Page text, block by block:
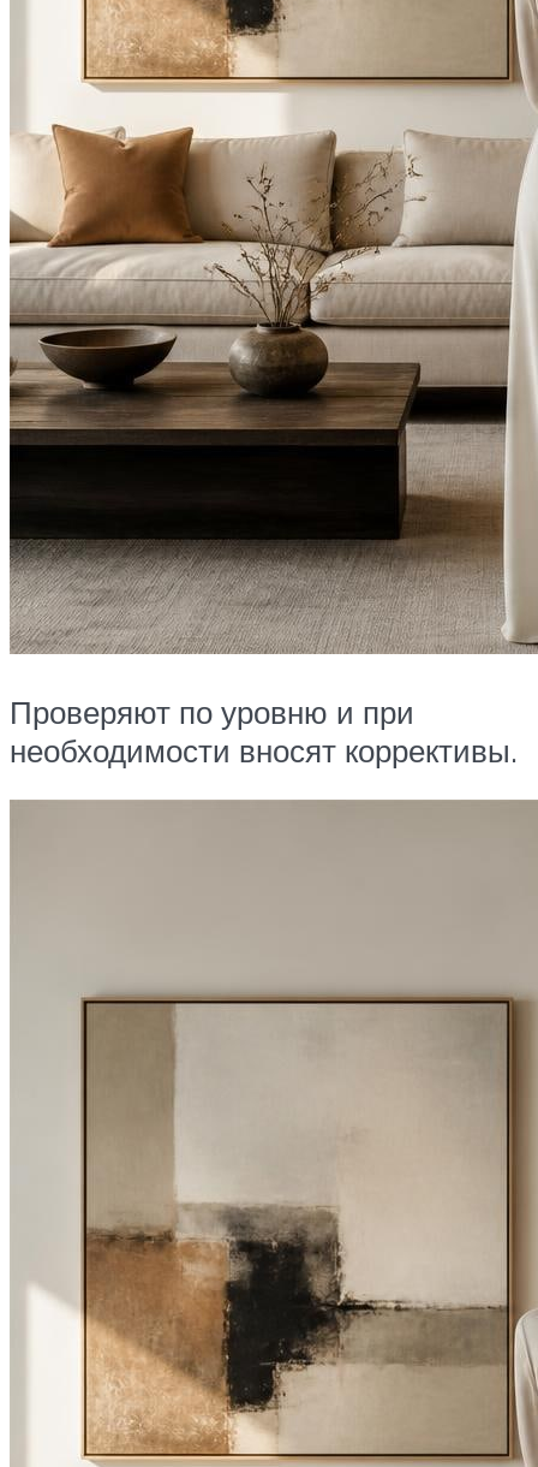
Проверяют по уровню и при
необходимости вносят коррективы.